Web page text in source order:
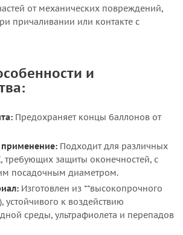
от механических повреждений,
причаливании или контакте с
и
Предохраняет концы баллонов от
применение: Подходит для различных
требующих защиты оконечностей, с
посадочным диаметром.
Изготовлен из **высокопрочного
устойчивого к воздействию
среды, ультрафиолета и перепадов